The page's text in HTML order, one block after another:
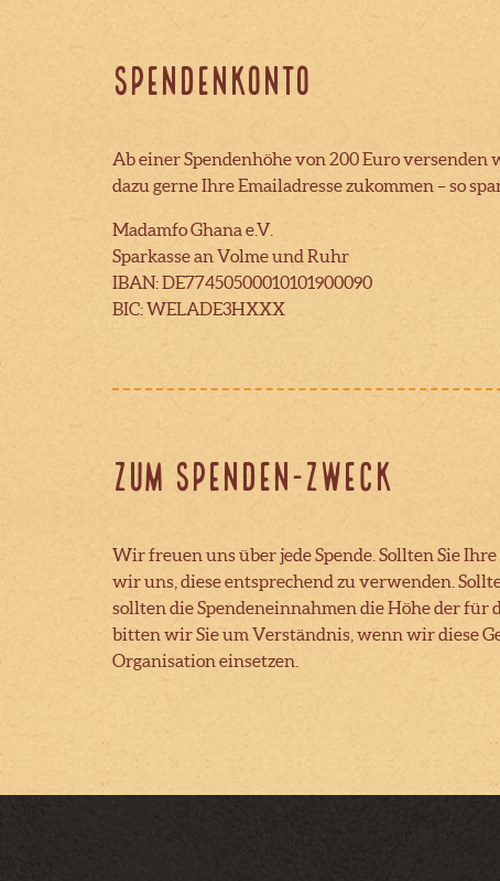
Spendenkonto
Ab einer Spendenhöhe von 200 Euro
dazu gerne Ihre Emailadresse zukommen – so
Madamfo Ghana e.V.
Sparkasse an Volme und Ruhr
IBAN: DE77450500010101900090
BIC: WELADE3HXXX
Zum Spenden-Zweck
Wir freuen uns über jede Spende. Sollten Sie
wir uns, diese entsprechend zu verwenden.
sollten die Spendeneinnahmen die Höhe der für
bitten wir Sie um Verständnis, wenn wir diese
Organisation einsetzen.